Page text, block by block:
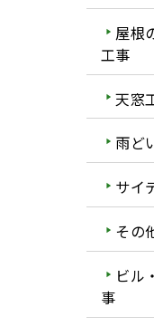
屋根
工事
天窓
雨ど
サイ
その
ビル
事